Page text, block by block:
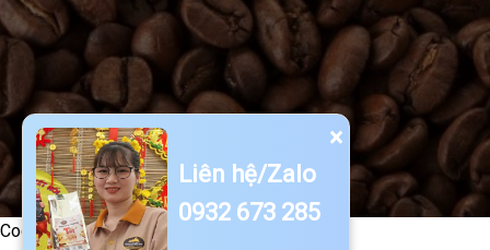
Code -->
×
Liên hệ/Zalo
0932 673 285